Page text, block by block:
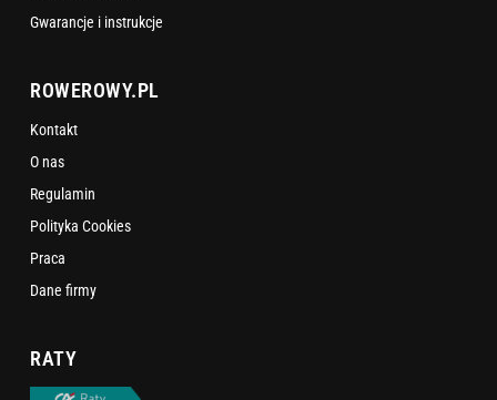
Gwarancje i instrukcje
ROWEROWY.PL
Kontakt
O nas
Regulamin
Polityka Cookies
Praca
Dane firmy
RATY